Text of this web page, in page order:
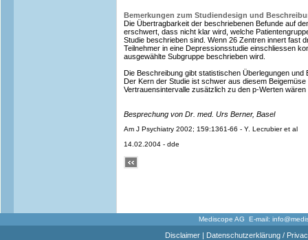
Bemerkungen zum Studiendesign und
Die Übertragbarkeit der beschriebenen Befunde auf
erschwert, dass nicht klar wird, welche
Studie beschrieben sind. Wenn 26 Zentren innert fast
Teilnehmer in eine Depressionsstudie einschliessen
ausgewählte Subgruppe beschrieben wird.
Die Beschreibung gibt statistischen Überlegungen
Der Kern der Studie ist schwer aus diesem
Vertrauensintervalle zusätzlich zu den p-Werten
Besprechung von Dr. med. Urs Berner, Basel
Am J Psychiatry 2002; 159:1361-66 - Y. Lecrubier et al
14.02.2004 - dde
Mediscope AG E-mail:
Disclaimer| Datenschutzerklärung /